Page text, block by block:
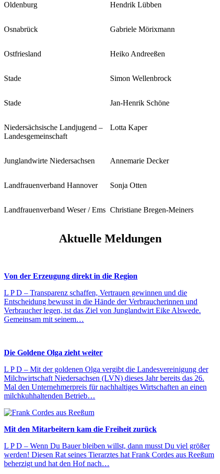
Oldenburg Hendrik Lübben
Osnabrück Gabriele Mörixmann
Ostfriesland Heiko Andreeßen
Stade Simon Wellenbrock
Stade Jan-Henrik Schöne
Niedersächsische Landjugend –
Landesgemeinschaft
Lotta Kaper
Junglandwirte Niedersachsen Annemarie Decker
Landfrauenverband Hannover Sonja Otten
Landfrauenverband Weser / Ems Christiane Bregen-Meiners
Aktuelle Meldungen
Von der Erzeugung direkt in die Region
L P D – Transparenz schaffen, Vertrauen gewinnen und die
Entscheidung bewusst in die Hände der Verbraucherinnen und
Verbraucher legen, ist das Ziel von Junglandwirt Eike Alswede.
Gemeinsam mit seinem…
Die Goldene Olga zieht weiter
L P D – Mit der goldenen Olga vergibt die Landesvereinigung der
Milchwirtschaft Niedersachsen (LVN) dieses Jahr bereits das 26.
Mal den Unternehmerpreis für nachhaltiges Wirtschaften an einen
milchkuhhaltenden Betrieb…
Mit den Mitarbeitern kam die Freiheit zurück
L P D – Wenn Du Bauer bleiben willst, dann musst Du viel größer
werden! Diesen Rat seines Tierarztes hat Frank Cordes aus Reeßum
beherzigt und hat den Hof nach…